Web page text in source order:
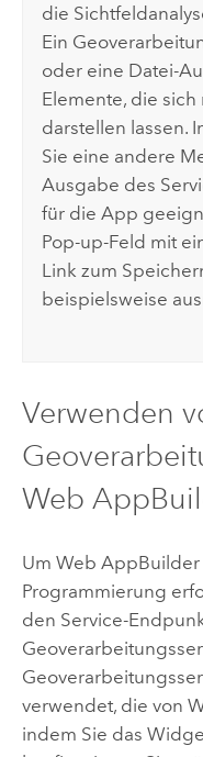
die
Ein
oder eine Datei-
Elemente, die
darstellen lassen.
Sie eine andere
Ausgabe des
für die App
Pop-up-Feld mit
Link zum
beispielsweise
Verwenden
Web
Um Web AppBuilder
Programmierung
den Service-
verwendet, die von
indem Sie das